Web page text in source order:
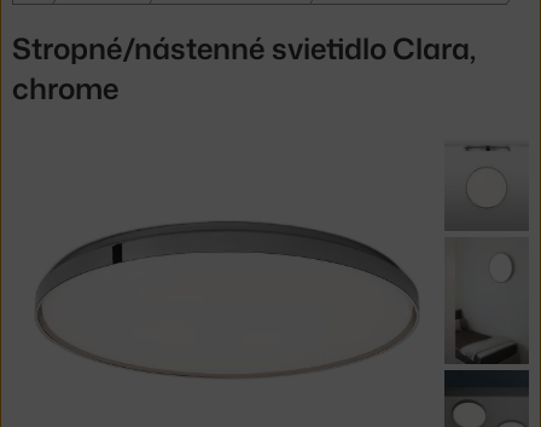
Stropné/nástenné svietidlo Clara,
chrome